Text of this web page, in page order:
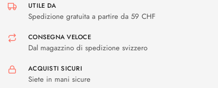
UTILE DA
Spedizione gratuita a partire da 59 CHF
CONSEGNA VELOCE
Dal magazzino di spedizione svizzero
ACQUISTI SICURI
Siete in mani sicure